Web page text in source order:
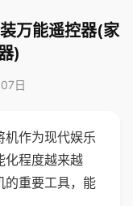
万能遥控器(家
)
日
机作为现代娱乐
化程度越来越
的重要工具，能